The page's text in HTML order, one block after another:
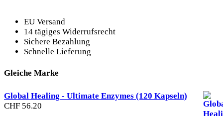
EU Versand
14 tägiges Widerrufsrecht
Sichere Bezahlung
Schnelle Lieferung
Gleiche Marke
Global Healing - Ultimate Enzymes (120 Kapseln)
CHF 56.20